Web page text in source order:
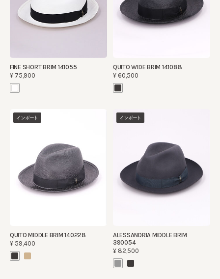
FINE SHORT BRIM 141055
¥75,900
QUITO WIDE BRIM 141088
¥60,500
インポート
QUITO MIDDLE BRIM 140228
¥59,400
インポート
ALESSANDRIA MIDDLE BRIM
390054
¥82,500